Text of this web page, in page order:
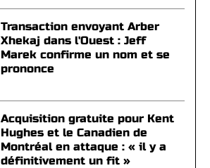
Transaction envoyant Arber
Xhekaj dans l'Ouest : Jeff
Marek confirme un nom et se
prononce
Acquisition gratuite pour Kent
Hughes et le Canadien de
Montréal en attaque : « il y a
définitivement un fit »